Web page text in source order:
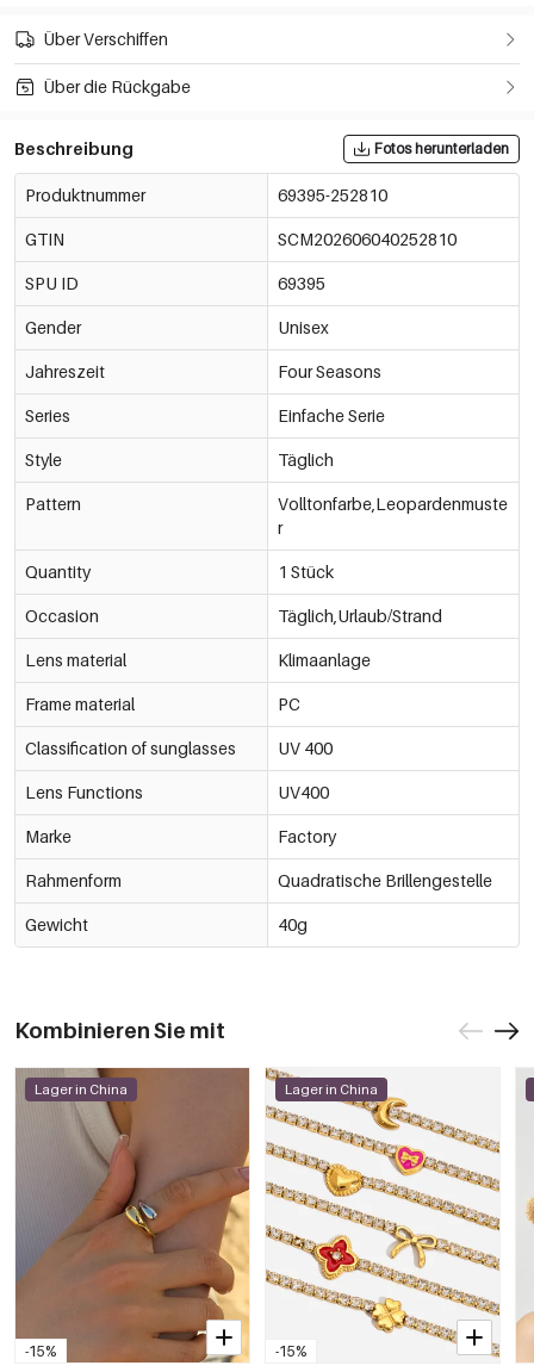
Über Verschiffen
Über die Rückgabe
Beschreibung Fotos herunterladen
Produktnummer 69395-252810
GTIN SCM202606040252810
SPU ID 69395
Gender Unisex
Jahreszeit Four Seasons
Series Einfache Serie
Style Täglich
Pattern
Volltonfarbe,Leopardenmuste
r
Quantity 1 Stück
Occasion Täglich,Urlaub/Strand
Lens material Klimaanlage
Frame material PC
Classification of sunglasses UV 400
Lens Functions UV400
Marke Factory
Rahmenform Quadratische Brillengestelle
Gewicht 40g
Kombinieren Sie mit
-15%
Lager in China
-15%
Lager in China